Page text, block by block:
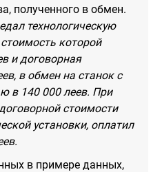
полученного в обмен.
технологическую
которой
и договорная
в обмен на станок с
в 140 000 леев. При
стоимости
установки, оплатил
в примере данных,